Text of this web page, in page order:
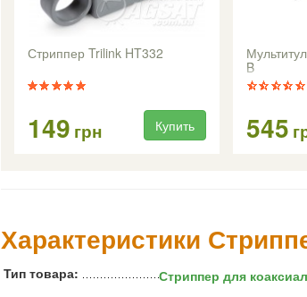
Стриппер Trilink HT332
149 грн Купить
B
545
Характеристики
Тип товара: Стриппер для